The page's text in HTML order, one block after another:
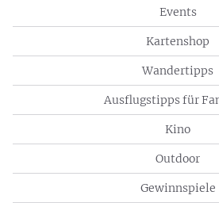
Events
Kartenshop
Wandertipps
Ausflugstipps für
Kino
Outdoor
Gewinnspiele